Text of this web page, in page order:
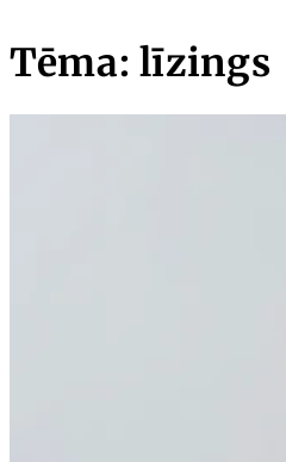
Tēma: līzings